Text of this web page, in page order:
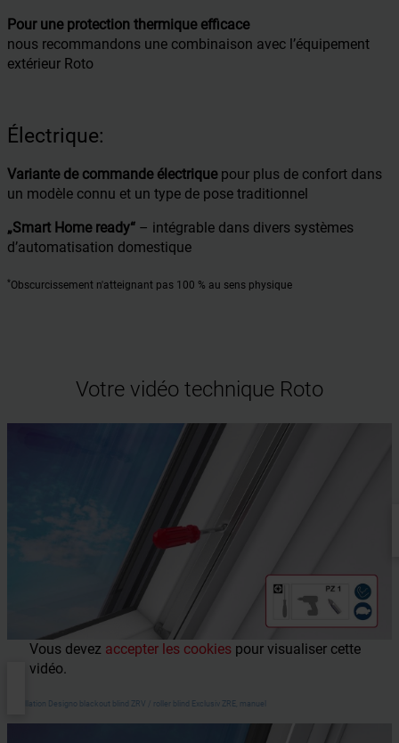
Pour une protection thermique efficace
nous recommandons une combinaison avec l’équipement
extérieur Roto
Électrique:
Variante de commande électriquepour plus de confort dans
un modèle connu et un type de pose traditionnel
„Smart Home ready“ – intégrable dans divers systèmes
d’automatisation domestique
*Obscurcissement n'atteignant pas 100 % au sens physique
Votre vidéo technique Roto
Vous devez accepter les cookies pour visualiser cette
vidéo.
Installation Designo blackout blind ZRV / roller blind Exclusiv ZRE, manuel